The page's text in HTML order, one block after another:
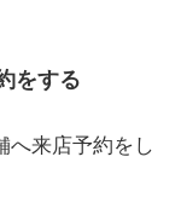
をする
へ来店予約をし